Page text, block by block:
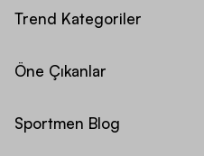
Trend Kategoriler
Öne Çıkanlar
Sportmen Blog